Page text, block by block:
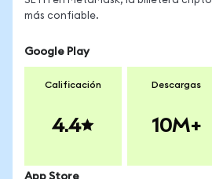
más confiable.
Google Play
Calificación
4.4
Descargas
10M+
App Store